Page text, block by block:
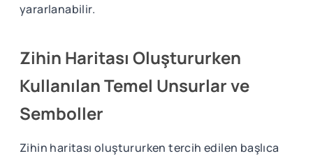
yararlanabilir.
Zihin Haritası Oluştururken
Kullanılan Temel Unsurlar ve
Semboller
Zihin haritası oluştururken tercih edilen başlıca